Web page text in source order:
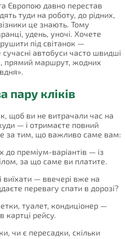
Європою давно перестав
туди на роботу, до рідних,
це знають. Тому
удень, уночі. Хочете
під світанок —
автобуси часто швидші
прямий маршрут, жодних
пару кліків
щоб ви не витрачали час на
— і отримаєте повний
за тим, що важливо саме вам:
до преміум-варіантів — із
за що саме ви платите.
виїхати — ввечері вже на
перевагу спати в дорозі?
туалет, кондиціонер —
картці рейсу.
чи є пересадки, скільки